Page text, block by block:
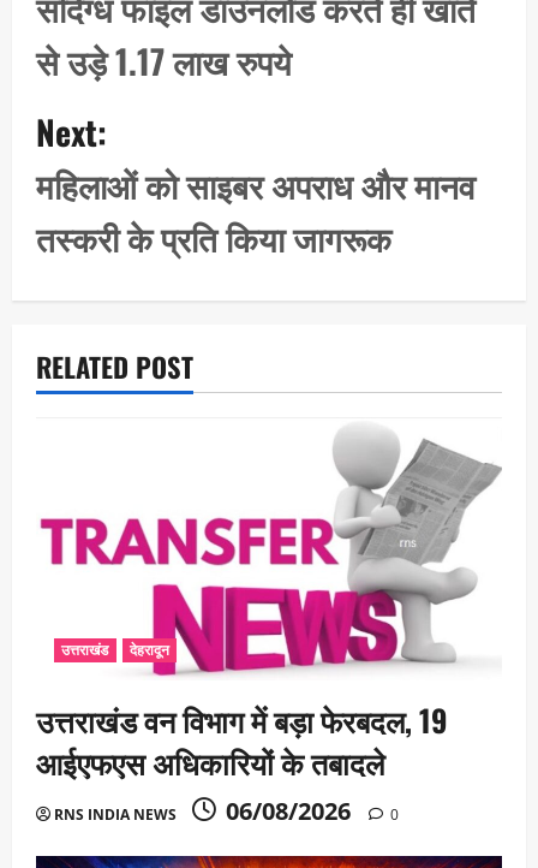
t
n
v
i
g
a
i
o
n
से उड़े 1.17 लाख रुपये
Next:
महिलाओं को साइबर अपराध और मानव
तस्करी के प्रति किया जागरूक
RELATED POST
उत्तराखंड देहरादून
उत्तराखंड वन विभाग में बड़ा फेरबदल, 19
आईएफएस अधिकारियों के तबादले
RNS INDIA NEWS 06/08/2026 0